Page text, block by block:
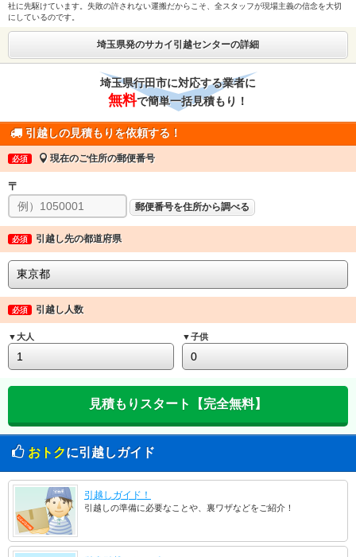
社に先駆けています。失敗の許されない運搬だからこそ、全スタッフが現場主義の信念を大切
にしているのです。
埼玉県発のサカイ引越センターの詳細
埼玉県行田市に対応する業者に
無料で簡単一括見積もり！
引越しの見積もりを依頼する！
必須 現在のご住所の郵便番号
〒
郵便番号を住所から調べる
必須 引越し先の都道府県
必須 引越し人数
▼大人 ▼子供
おトクに引越しガイド
引越しガイド！
引越しの準備に必要なことや、裏ワザなどをご紹介！